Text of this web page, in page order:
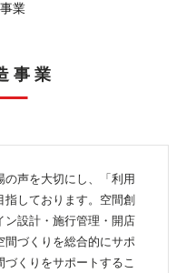
業
事業
声を大切にし、「利用
しております。空間創
設計・施行管理・開店
づくりを総合的にサポ
くりをサポートするこ